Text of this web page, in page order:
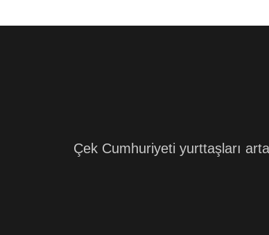
Çek Cumhuriyeti yurttaşları